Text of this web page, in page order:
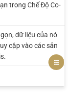
trong Chế Độ Co-
dữ liệu của nó
cập vào các sản